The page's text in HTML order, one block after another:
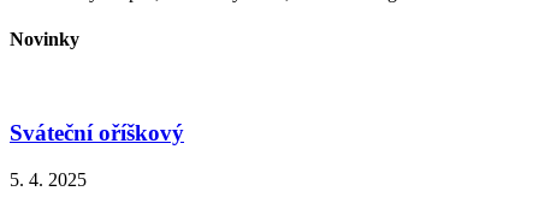
Novinky
Sváteční oříškový
5. 4. 2025